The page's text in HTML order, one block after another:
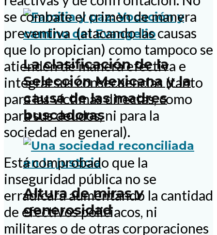
La clasificación de la
Selección Mexicana y la
causa de las madres
buscadoras
Altura de miras y
generosidad
se combate el crimen de manera
preventiva (atacando las causas
que lo propician) como tampoco se
atienden de manera efectiva e
integral sus consecuencias (tanto
para las víctimas directas, como
para sus deudos, ni para la
sociedad en general).
Está comprobado que la
inseguridad pública no se
erradicará aumentando la cantidad
de efectivos policiacos, ni
militares o de otras corporaciones